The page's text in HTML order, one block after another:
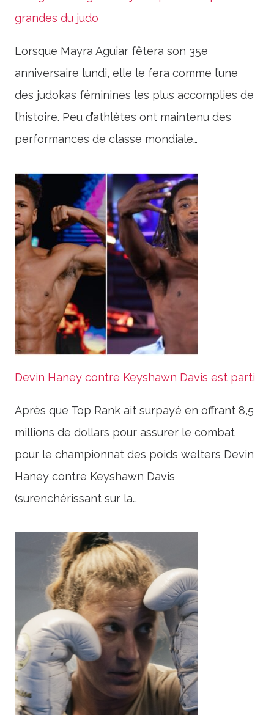
grandes du judo
Lorsque Mayra Aguiar fêtera son 35e
anniversaire lundi, elle le fera comme l’une
des judokas féminines les plus accomplies de
l’histoire. Peu d’athlètes ont maintenu des
performances de classe mondiale…
Devin Haney contre Keyshawn Davis est parti
Après que Top Rank ait surpayé en offrant 8,5
millions de dollars pour assurer le combat
pour le championnat des poids welters Devin
Haney contre Keyshawn Davis
(surenchérissant sur la…